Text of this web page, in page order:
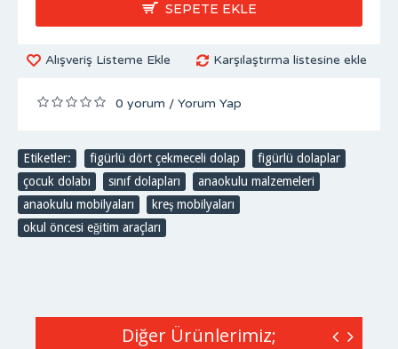
SEPETE EKLE
Alışveriş Listeme Ekle Karşılaştırma listesine ekle
0 yorum / Yorum Yap
Etiketler: figürlü dört çekmeceli dolap figürlü dolaplar
çocuk dolabı
sınıf dolapları anaokulu malzemeleri
anaokulu mobilyaları
kreş mobilyaları
okul öncesi eğitim araçları
Diğer Ürünlerimiz;